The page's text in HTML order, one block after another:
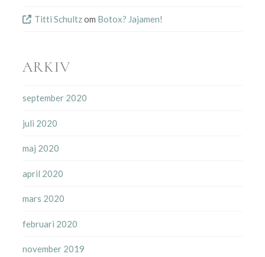
Titti Schultzom Botox? Jajamen!
ARKIV
september 2020
juli 2020
maj 2020
april 2020
mars 2020
februari 2020
november 2019